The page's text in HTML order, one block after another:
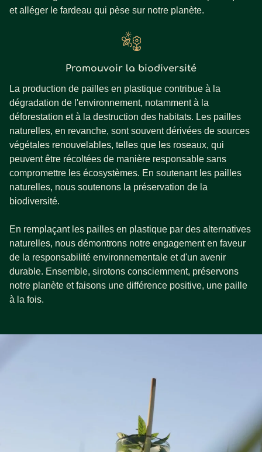
et alléger le fardeau qui pèse sur notre planète.
Promouvoir la biodiversité
La production de pailles en plastique contribue à la
dégradation de l'environnement, notamment à la
déforestation et à la destruction des habitats. Les pailles
naturelles, en revanche, sont souvent dérivées de sources
végétales renouvelables, telles que les roseaux, qui
peuvent être récoltées de manière responsable sans
compromettre les écosystèmes. En soutenant les pailles
naturelles, nous soutenons la préservation de la
biodiversité.
En remplaçant les pailles en plastique par des alternatives
naturelles, nous démontrons notre engagement en faveur
de la responsabilité environnementale et d'un avenir
durable. Ensemble, sirotons consciemment, préservons
notre planète et faisons une différence positive, une paille
à la fois.